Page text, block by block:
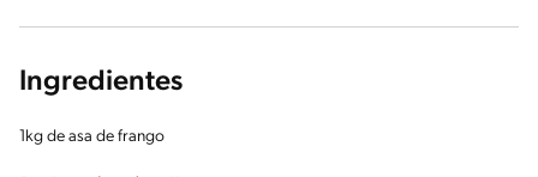
Ingredientes
1kg de asa de frango